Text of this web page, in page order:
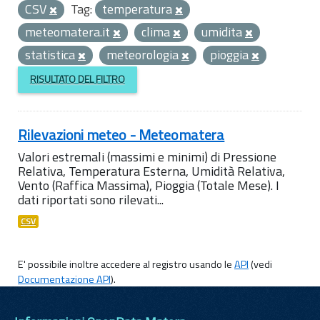
CSV
Tag: temperatura
meteomatera.it
clima
umidita
statistica
meteorologia pioggia
RISULTATO DEL FILTRO
Rilevazioni meteo - Meteomatera
Valori estremali (massimi e minimi) di Pressione
Relativa, Temperatura Esterna, Umidità Relativa,
Vento (Raffica Massima), Pioggia (Totale Mese). I
dati riportati sono rilevati...
CSV
E' possibile inoltre accedere al registro usando leAPI(vedi
Documentazione API).